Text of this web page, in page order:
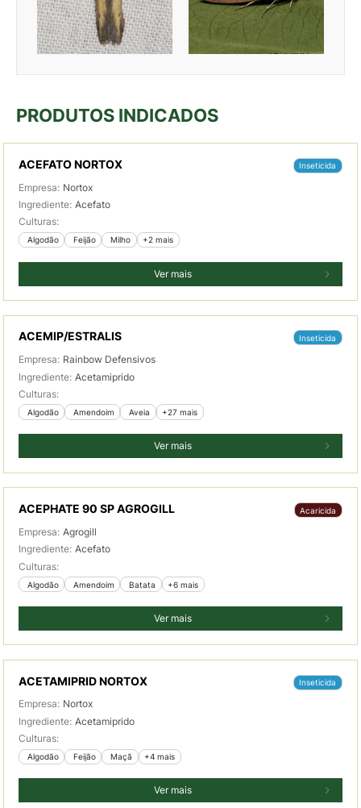
PRODUTOS INDICADOS
ACEFATO NORTOX Inseticida
Empresa: Nortox
Ingrediente: Acefato
Culturas:
Algodão Feijão Milho +2 mais
Ver mais
ACEMIP/ESTRALIS Inseticida
Empresa: Rainbow Defensivos
Ingrediente: Acetamiprido
Culturas:
Algodão Amendoim Aveia +27 mais
Ver mais
ACEPHATE 90 SP AGROGILL Acaricida
Empresa: Agrogill
Ingrediente: Acefato
Culturas:
Algodão Amendoim Batata +6 mais
Ver mais
ACETAMIPRID NORTOX Inseticida
Empresa: Nortox
Ingrediente: Acetamiprido
Culturas:
Algodão Feijão Maçã +4 mais
Ver mais